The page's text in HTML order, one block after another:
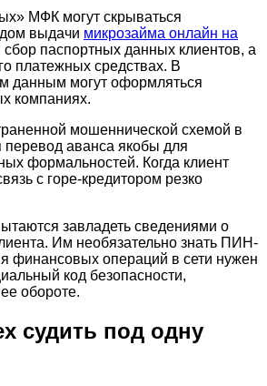
МФК могут скрываться
выдачи микрозайма онлайн на
сбор паспортных данных клиентов, а
платежных средствах. В
данным могут оформляться
компаниях.
мошеннической схемой в
перевод аванса якобы для
формальностей. Когда клиент
с горе-кредитором резко
завладеть сведениями о
Им необязательно знать ПИН-
финансовых операций в сети нужен
код безопасности,
обороте.
судить под одну